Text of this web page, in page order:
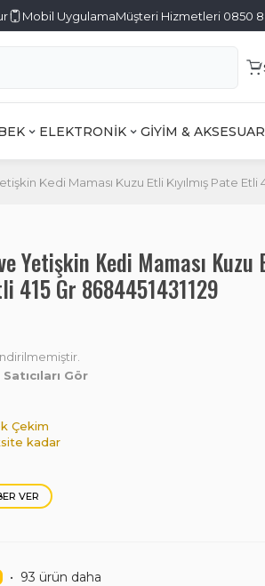
Mobil UygulamaMüşteri Hizmetleri 0850
ELEKTRONİK GİYİM & AKSESUAR
Kedi Maması Kuzu Etli Kıyılmış Pate Etli
Yetişkin Kedi Maması Kuzu
415 Gr 8684451431129
Gör
Çekim
kadar
VER
• 93 ürün daha